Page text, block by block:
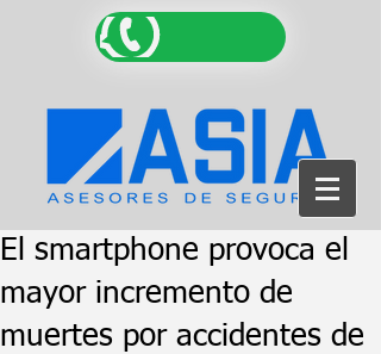
El smartphone provoca el
mayor incremento de
muertes por accidentes de